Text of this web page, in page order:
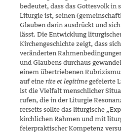
bedeutet, dass das Gottesvolk in
Liturgie ist, seinen
Glauben darin ausdrückt und
lässt. Die Entwicklung
Kirchengeschichte zeigt, dass
ver­änderten
und Glaubens durchaus
einem übertriebenen
auf eine rite et legitime gefeierte
ist die Vielfalt menschlicher
rufen, die in der Liturgie
rerseits sollte das liturgische
kirchlichen Rahmen und mit
feierpraktischer Kompetenz